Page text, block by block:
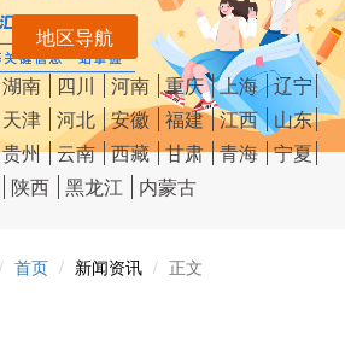
地区导航
湖南 四川 河南 重庆 上海 辽宁
天津 河北 安徽 福建 江西
山东
贵州 云南 西藏 甘肃 青海 宁夏
陕西 黑龙江 内蒙古
首页 新闻资讯 正文